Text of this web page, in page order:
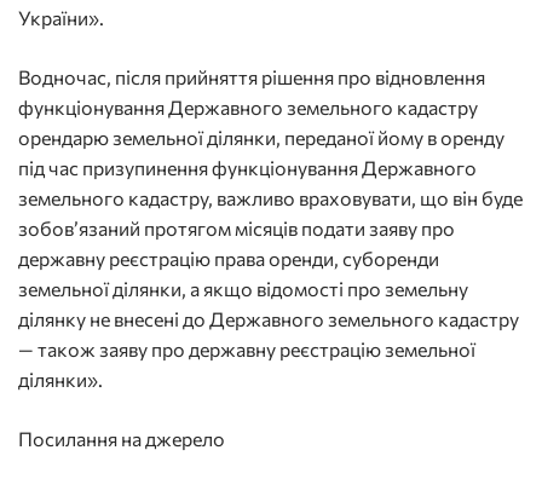
України».
Водночас, після прийняття рішення про відновлення
функціонування Державного земельного кадастру
орендарю земельної ділянки, переданої йому в оренду
під час призупинення функціонування Державного
земельного кадастру, важливо враховувати, що він буде
зобов’язаний протягом місяців подати заяву про
державну реєстрацію права оренди, суборенди
земельної ділянки, а якщо відомості про земельну
ділянку не внесені до Державного земельного кадастру
— також заяву про державну реєстрацію земельної
ділянки».
Посилання на джерело